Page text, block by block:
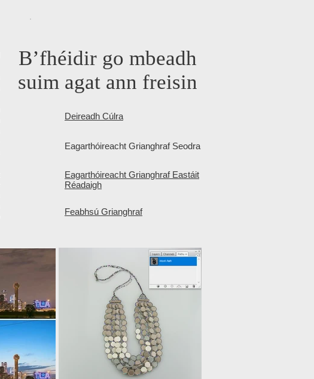
B’fhéidir go mbeadh
suim agat ann freisin
Feabhsú Grianghraf
Deireadh Cúlra
Eagarthóireacht Grianghraf Seodra
Eagarthóireacht Grianghraf Eastáit
Réadaigh